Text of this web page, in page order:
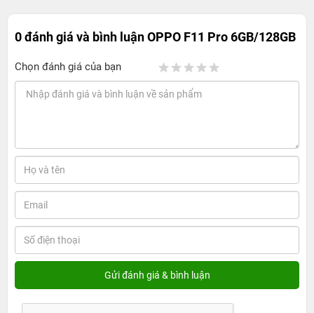
0 đánh giá và bình luậnOPPO F11 Pro 6GB/128GB
Chọn đánh giá của bạn